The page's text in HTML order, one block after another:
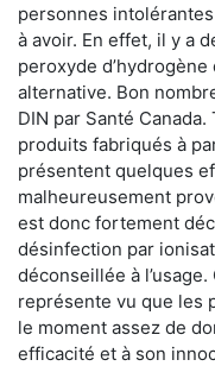
personnes
à avoir. En effet, il y a
peroxyde
alternative. Bon
DIN par Santé Canada.
produits fabriqués à
présentent quelques
malheureusement
est donc fortement
désinfection par
déconseillée à l’usage.
représente vu que les
le moment assez de
efficacité et à son